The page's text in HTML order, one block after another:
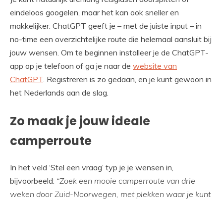
eindeloos googelen, maar het kan ook sneller en
makkelijker. ChatGPT geeft je – met de juiste input – in
no-time een overzichtelijke route die helemaal aansluit bij
jouw wensen. Om te beginnen installeer je de ChatGPT-
app op je telefoon of ga je naar de website van
ChatGPT. Registreren is zo gedaan, en je kunt gewoon in
het Nederlands aan de slag.
Zo maak je jouw ideale
camperroute
In het veld ‘Stel een vraag’ typ je je wensen in,
bijvoorbeeld: “Zoek een mooie camperroute van drie
weken door Zuid-Noorwegen, met plekken waar je kunt